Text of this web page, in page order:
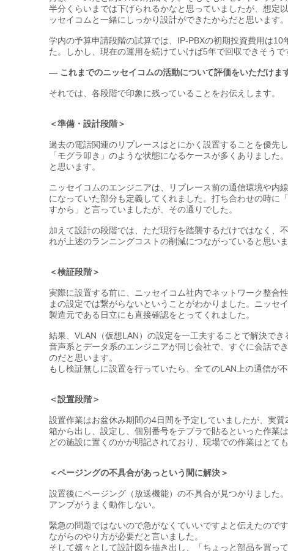
半分くらいまでは下げられるかなと思っていましたが、想定
ッセイコムと一緒にしっかり設計ができたからだと思います。
学内の予算申請段階の試算では、IP-PBXの初期投資費用は
た。しかし、現在の運用を続けていけば5年で回収できそうで
— これまでのニッセイコムの活動について評価をいただけま
それでは、各段階で印象に残っていることをお伝えします。
＜準備・設計段階＞
過去の電話関連のリプレースはとにかく設置することを優先
「モグラ叩き」のような状態になるケースが多くありまし
と思います。
ニッセイコムのエンジニアは、リプレース前の通信環境や内
になっていた部分も定義してくれました。打ち合わせの時に
すから」と言っていましたが、その通りでした。
加えて設計の段階では、ただ現行を踏襲するだけではなく、
れが上述のランニングコストの削減につながっていると思いま
＜検証段階＞
実際に設置する前に、ニッセイコム社内でネットワーク整合
まの設定では繋がらないということがわかりました。ニッセ
製造元である日立にも直接確認をとってくれました。
結果、VLAN（仮想LAN）の設定を一工夫することで解決でき
音声系とデータ系のエンジニアが同じ会社で、すぐに会話で
のだと思います。
もし検証無しに設置を行っていたら、全てのLAN上の通信が
＜設置段階＞
設置作業はお盆休み期間の4日間を予定していましたが、実
箱から出し、設定し、個別番号をテプラで貼るといった作業
どの施設に置くのかが明記されており、現場での作業はとて
＜ページングの不具合があっという間に解決＞
設置後にページング（放送機能）の不具合が見つかりました
アンプがうまく動作しない。
緊急の問題ではないので急がなくていいですよと伝えたので
ながらのやり方が必要だと言いました。
そして嬉々として設計図を描き出し、「ちょっと部品を買っ